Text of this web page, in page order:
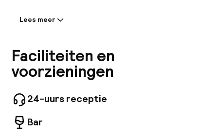
Informatie gedeeld door de
Gelegen aan de beroemde Las Ramblas in
Barcelona, ligt dit aparthotel in het hart van de
Gotische wijk, het oudste deel van de stad.
Verken de sporen van Barcelona's Romeinse
verleden, dwaal door de wirwar van
middeleeuwse straatjes en ontspan op de
Plaça Reial. Bedrijven zoals H&M, Diesel Iberia
en Citigroup liggen op loopafstand, evenals
Lees meer
Faciliteiten en
voorzieningen
24-uurs receptie
Bar